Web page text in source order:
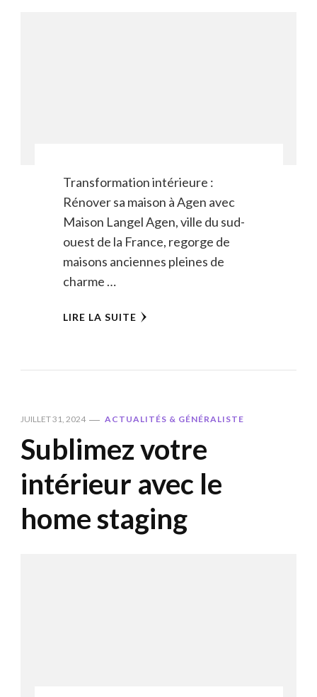
Transformation intérieure :
Rénover sa maison à Agen avec
Maison Langel Agen, ville du sud-
ouest de la France, regorge de
maisons anciennes pleines de
charme …
LIRE LA SUITE
JUILLET 31, 2024 ACTUALITÉS & GÉNÉRALISTE
Sublimez votre
intérieur avec le
home staging